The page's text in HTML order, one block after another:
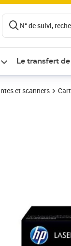
N° de suivi,
Le transfert
et scanners